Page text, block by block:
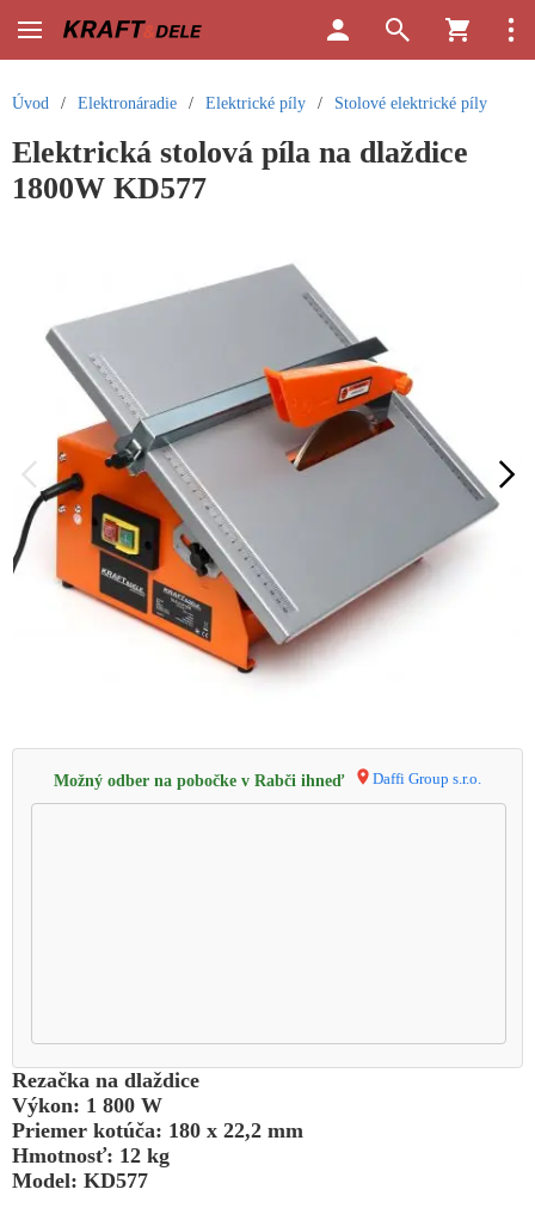
Úvod / Elektronáradie / Elektrické píly / Stolové elektrické píly
Elektrická stolová píla na dlaždice
1800W KD577
Možný odber na pobočke v Rabči ihneď Daffi Group s.r.o.
Rezačka na dlaždice
Výkon: 1 800 W
Priemer kotúča: 180 x 22,2 mm
Hmotnosť: 12 kg
Model: KD577